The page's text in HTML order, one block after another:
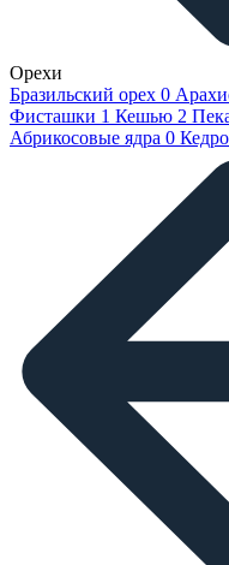
Орехи
Бразильский орех 0
Фисташки 1 Кешью 2
Абрикосовые ядра 0